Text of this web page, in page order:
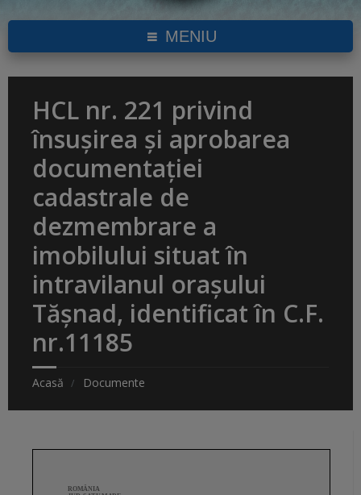
MENIU
HCL nr. 221 privind
însuşirea și aprobarea
documentaţiei
cadastrale de
dezmembrare a
imobilului situat în
intravilanul orașului
Tășnad, identificat în C.F.
nr.11185
Acasă Documente